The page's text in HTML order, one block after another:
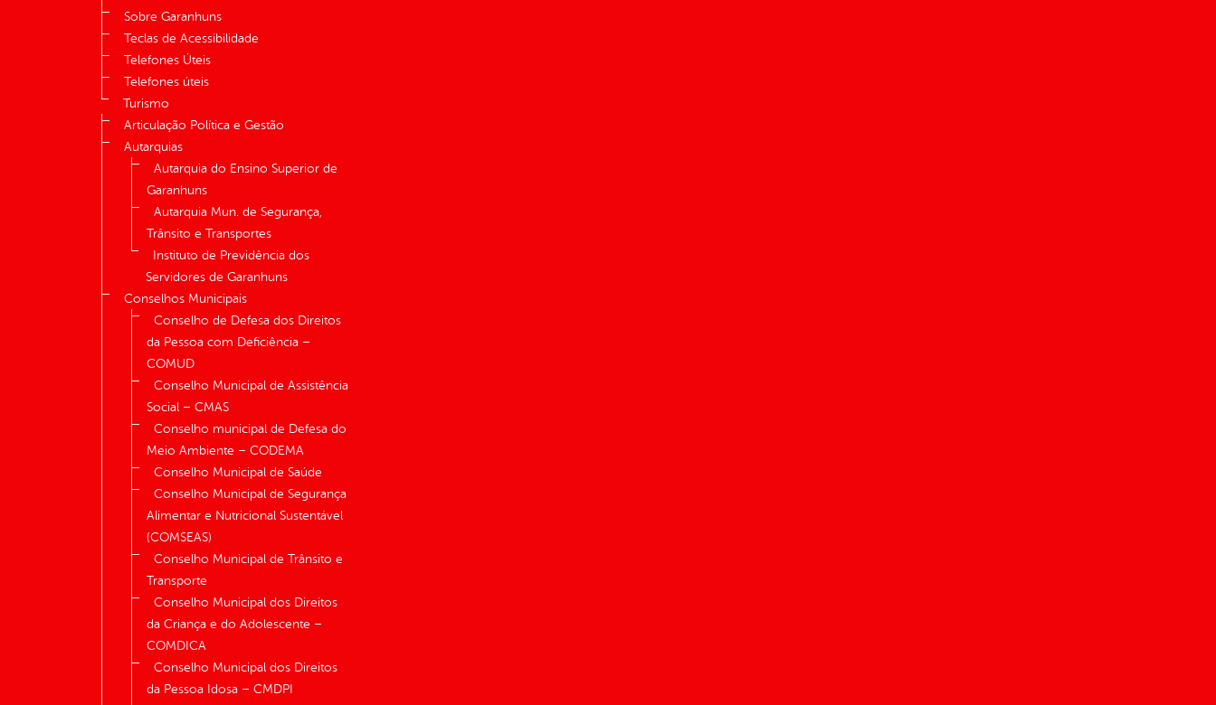
Sobre Garanhuns
Teclas de Acessibilidade
Telefones Úteis
Telefones úteis
Turismo
Articulação Política e Gestão
Autarquias
Autarquia do Ensino Superior de
Garanhuns
Autarquia Mun. de Segurança,
Trânsito e Transportes
Instituto de Previdência dos
Servidores de Garanhuns
Conselhos Municipais
Conselho de Defesa dos Direitos
da Pessoa com Deficiência –
COMUD
Conselho Municipal de Assistência
Social – CMAS
Conselho municipal de Defesa do
Meio Ambiente – CODEMA
Conselho Municipal de Saúde
Conselho Municipal de Segurança
Alimentar e Nutricional Sustentável
(COMSEAS)
Conselho Municipal de Trânsito e
Transporte
Conselho Municipal dos Direitos
da Criança e do Adolescente –
COMDICA
Conselho Municipal dos Direitos
da Pessoa Idosa – CMDPI